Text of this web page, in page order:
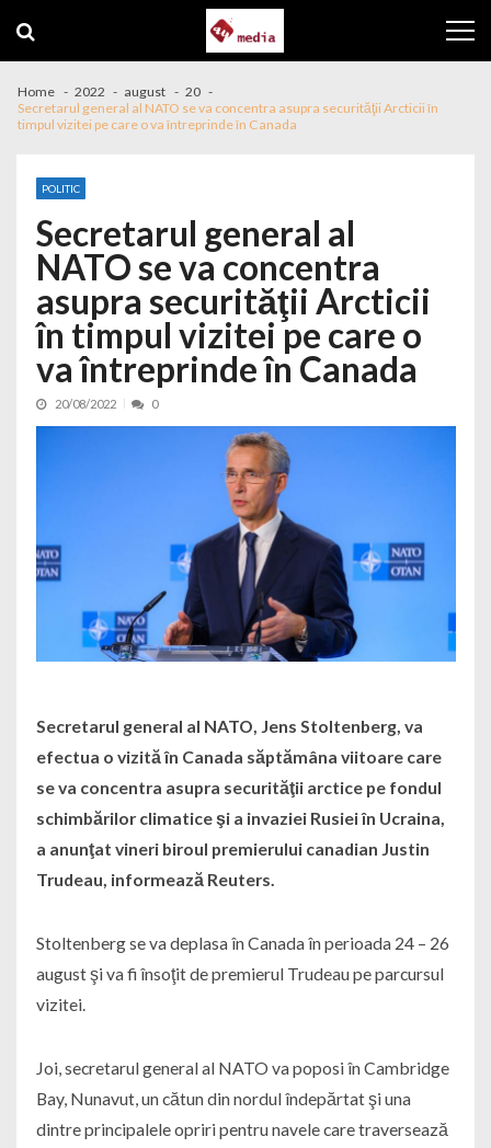
Home 2022 august
20
Secretarul general al NATO se va concentra asupra securităţii Arcticii în
timpul vizitei pe care o va întreprinde în Canada
POLITIC
Secretarul general al
NATO se va concentra
asupra securităţii Arcticii
în timpul vizitei pe care o
va întreprinde în Canada
20/08/2022 0
Secretarul general al NATO, Jens Stoltenberg, va
efectua o vizită în Canada săptămâna viitoare care
se va concentra asupra securităţii arctice pe fondul
schimbărilor climatice şi a invaziei Rusiei în Ucraina,
a anunţat vineri biroul premierului canadian Justin
Trudeau, informează Reuters.
Stoltenberg se va deplasa în Canada în perioada 24 – 26
august şi va fi însoţit de premierul Trudeau pe parcursul
vizitei.
Joi, secretarul general al NATO va poposi în Cambridge
Bay, Nunavut, un cătun din nordul îndepărtat şi una
dintre principalele opriri pentru navele care traversează